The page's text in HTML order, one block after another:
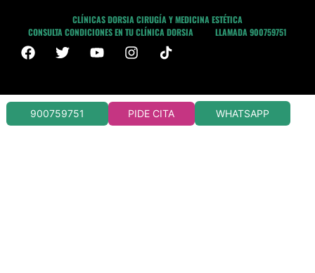
CLÍNICAS DORSIA CIRUGÍA Y MEDICINA ESTÉTICA
CONSULTA CONDICIONES EN TU CLÍNICA DORSIA
LLAMADA 900759751
900759751 PIDE CITA WHATSAPP